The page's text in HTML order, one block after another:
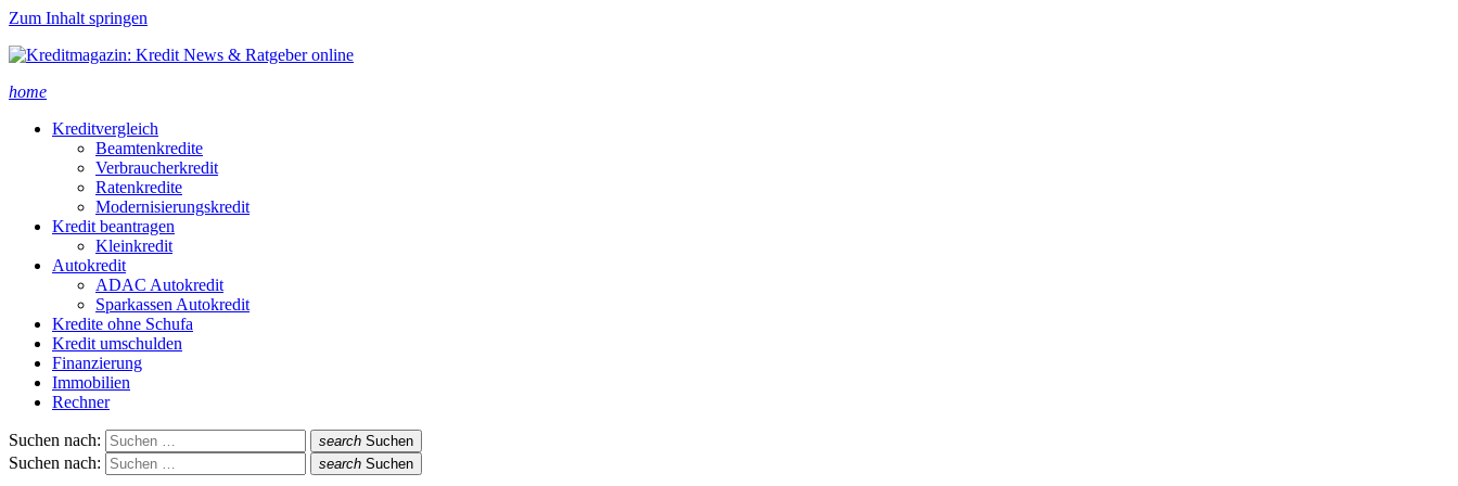
Zum Inhalt springen
home
Kreditvergleich
Beamtenkredite
Verbraucherkredit
Ratenkredite
Modernisierungskredit
Kredit beantragen
Kleinkredit
Autokredit
ADAC Autokredit
Sparkassen Autokredit
Kredite ohne Schufa
Kredit umschulden
Finanzierung
Immobilien
Rechner
Suchen nach: search Suchen
Suchen nach: search Suchen